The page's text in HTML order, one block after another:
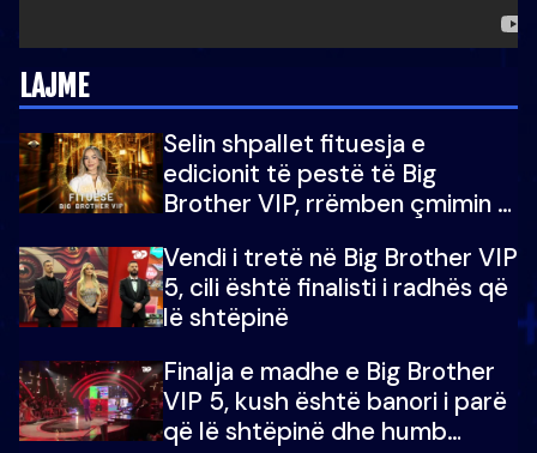
LAJME
Selin shpallet fituesja e
edicionit të pestë të Big
Brother VIP, rrëmben çmimin e
Vendi i tretë në Big Brother VIP
5, cili është finalisti i radhës që
lë shtëpinë
Finalja e madhe e Big Brother
VIP 5, kush është banori i parë
që lë shtëpinë dhe humb